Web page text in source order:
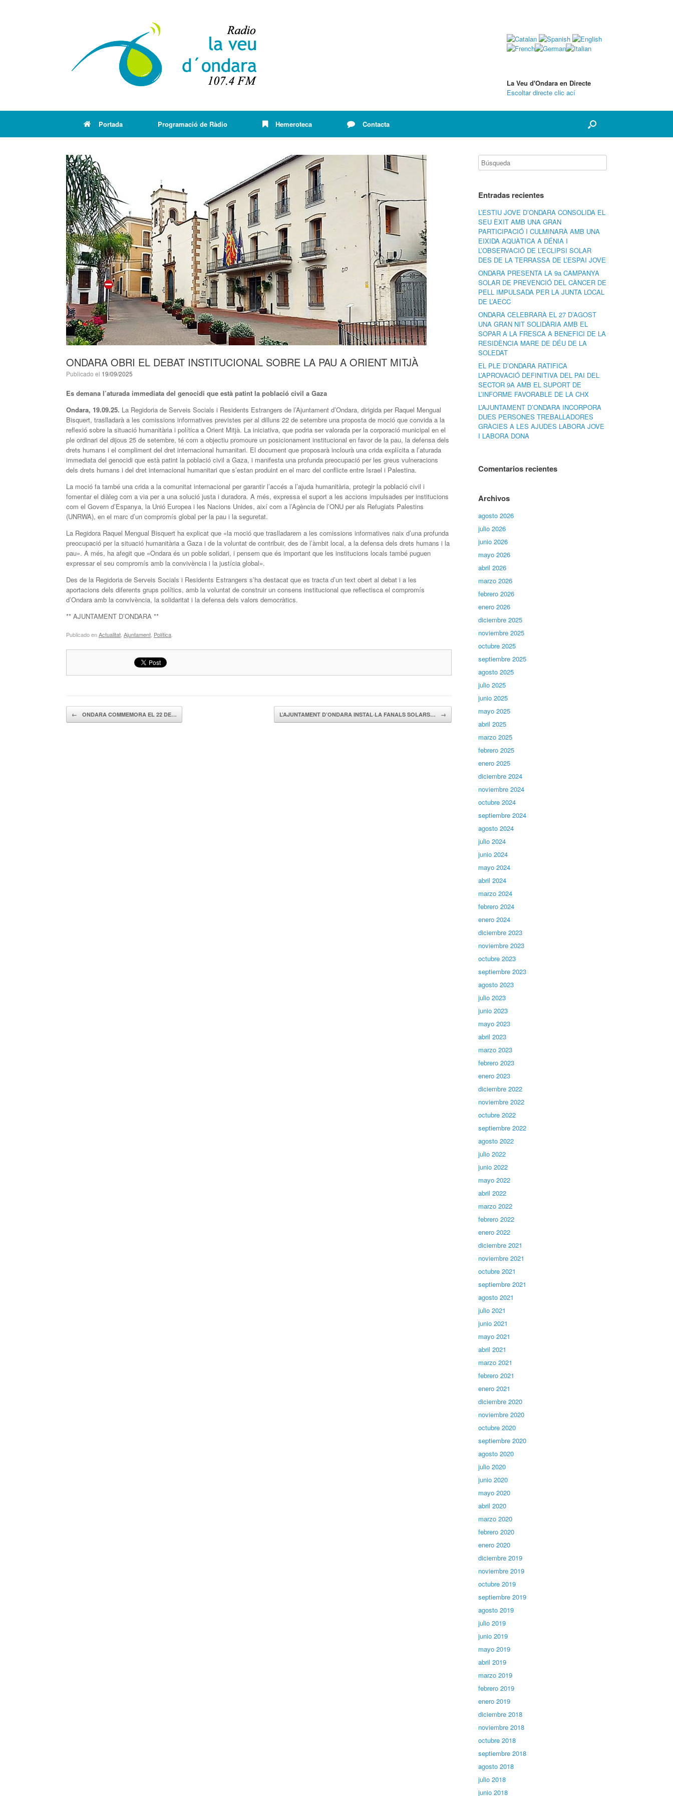
La Veu d'Ondara en Directe
Escoltar directe clic ací
Portada Programació de Ràdio Hemeroteca Contacta
ONDARA OBRI EL DEBAT INSTITUCIONAL SOBRE LA PAU A ORIENT MITJÀ
Publicado el 19/09/2025
Es demana l’aturada immediata del genocidi que està patint la població civil a Gaza
Ondara, 19.09.25. La Regidoria de Serveis Socials i Residents Estrangers de l’Ajuntament d’Ondara, dirigida per Raquel Mengual
Bisquert, traslladarà a les comissions informatives previstes per al dilluns 22 de setembre una proposta de moció que convida a la
reflexió sobre la situació humanitària i política a Orient Mitjà. La iniciativa, que podria ser valorada per la corporació municipal en el
ple ordinari del dijous 25 de setembre, té com a objectiu promoure un posicionament institucional en favor de la pau, la defensa dels
drets humans i el compliment del dret internacional humanitari. El document que proposarà inclourà una crida explícita a l’aturada
immediata del genocidi que està patint la població civil a Gaza, i manifesta una profunda preocupació per les greus vulneracions
dels drets humans i del dret internacional humanitari que s’estan produint en el marc del conflicte entre Israel i Palestina.
La moció fa també una crida a la comunitat internacional per garantir l’accés a l’ajuda humanitària, protegir la població civil i
fomentar el diàleg com a via per a una solució justa i duradora. A més, expressa el suport a les accions impulsades per institucions
com el Govern d’Espanya, la Unió Europea i les Nacions Unides, així com a l’Agència de l’ONU per als Refugiats Palestins
(UNRWA), en el marc d’un compromís global per la pau i la seguretat.
La Regidora Raquel Mengual Bisquert ha explicat que «la moció que traslladarem a les comissions informatives naix d’una profunda
preocupació per la situació humanitària a Gaza i de la voluntat de contribuir, des de l’àmbit local, a la defensa dels drets humans i la
pau». A més, ha afegit que «Ondara és un poble solidari, i pensem que és important que les institucions locals també puguen
expressar el seu compromís amb la convivència i la justícia global».
Des de la Regidoria de Serveis Socials i Residents Estrangers s’ha destacat que es tracta d’un text obert al debat i a les
aportacions dels diferents grups polítics, amb la voluntat de construir un consens institucional que reflectisca el compromís
d’Ondara amb la convivència, la solidaritat i la defensa dels valors democràtics.
** AJUNTAMENT D’ONDARA **
Publicado enActualitat Ajuntament Política
Navegador de artículos
← ONDARA COMMEMORA EL 22 DE… L’AJUNTAMENT D’ONDARA INSTAL·LA FANALS SOLARS… →
Entradas recientes
L’ESTIU JOVE D’ONDARA CONSOLIDA EL
SEU ÈXIT AMB UNA GRAN
PARTICIPACIÓ I CULMINARÀ AMB UNA
EIXIDA AQUÀTICA A DÉNIA I
L’OBSERVACIÓ DE L’ECLIPSI SOLAR
DES DE LA TERRASSA DE L’ESPAI JOVE
ONDARA PRESENTA LA 9a CAMPANYA
SOLAR DE PREVENCIÓ DEL CÀNCER DE
PELL IMPULSADA PER LA JUNTA LOCAL
DE L’AECC
ONDARA CELEBRARÀ EL 27 D’AGOST
UNA GRAN NIT SOLIDÀRIA AMB EL
SOPAR A LA FRESCA A BENEFICI DE LA
RESIDÈNCIA MARE DE DÉU DE LA
SOLEDAT
EL PLE D’ONDARA RATIFICA
L’APROVACIÓ DEFINITIVA DEL PAI DEL
SECTOR 9A AMB EL SUPORT DE
L’INFORME FAVORABLE DE LA CHX
L’AJUNTAMENT D’ONDARA INCORPORA
DUES PERSONES TREBALLADORES
GRÀCIES A LES AJUDES LABORA JOVE
I LABORA DONA
Comentarios recientes
Archivos
agosto 2026
julio 2026
junio 2026
mayo 2026
abril 2026
marzo 2026
febrero 2026
enero 2026
diciembre 2025
noviembre 2025
octubre 2025
septiembre 2025
agosto 2025
julio 2025
junio 2025
mayo 2025
abril 2025
marzo 2025
febrero 2025
enero 2025
diciembre 2024
noviembre 2024
octubre 2024
septiembre 2024
agosto 2024
julio 2024
junio 2024
mayo 2024
abril 2024
marzo 2024
febrero 2024
enero 2024
diciembre 2023
noviembre 2023
octubre 2023
septiembre 2023
agosto 2023
julio 2023
junio 2023
mayo 2023
abril 2023
marzo 2023
febrero 2023
enero 2023
diciembre 2022
noviembre 2022
octubre 2022
septiembre 2022
agosto 2022
julio 2022
junio 2022
mayo 2022
abril 2022
marzo 2022
febrero 2022
enero 2022
diciembre 2021
noviembre 2021
octubre 2021
septiembre 2021
agosto 2021
julio 2021
junio 2021
mayo 2021
abril 2021
marzo 2021
febrero 2021
enero 2021
diciembre 2020
noviembre 2020
octubre 2020
septiembre 2020
agosto 2020
julio 2020
junio 2020
mayo 2020
abril 2020
marzo 2020
febrero 2020
enero 2020
diciembre 2019
noviembre 2019
octubre 2019
septiembre 2019
agosto 2019
julio 2019
junio 2019
mayo 2019
abril 2019
marzo 2019
febrero 2019
enero 2019
diciembre 2018
noviembre 2018
octubre 2018
septiembre 2018
agosto 2018
julio 2018
junio 2018